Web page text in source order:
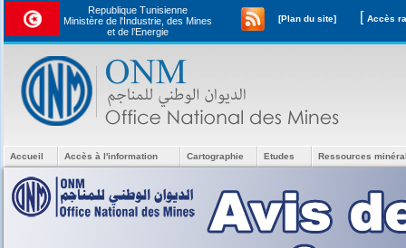
Republique Tunisienne
Ministère de l'Industrie, des Mines
et de l’Energie
[Plan du site] [
Accueil Accès à l'information Cartographie Etudes Ressources